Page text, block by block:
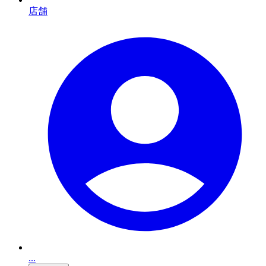
店舗
...